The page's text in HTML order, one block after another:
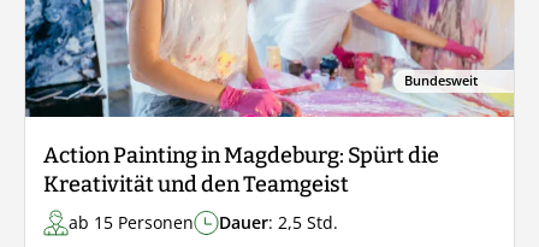
Bundesweit
Action Painting in Magdeburg: Spürt die
Kreativität und den Teamgeist
ab 15 Personen Dauer: 2,5 Std.